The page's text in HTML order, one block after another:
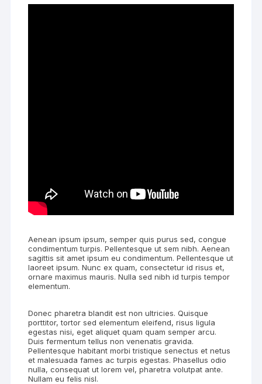
Aenean ipsum ipsum, semper quis purus sed, congue
condimentum turpis. Pellentesque ut sem nibh. Aenean
sagittis sit amet ipsum eu condimentum. Pellentesque ut
laoreet ipsum. Nunc ex quam, consectetur id risus et,
ornare maximus mauris. Nulla sed nibh id turpis tempor
elementum.
Donec pharetra blandit est non ultricies. Quisque
porttitor, tortor sed elementum eleifend, risus ligula
egestas nisi, eget aliquet quam quam semper arcu.
Duis fermentum tellus non venenatis gravida.
Pellentesque habitant morbi tristique senectus et netus
et malesuada fames ac turpis egestas. Phasellus odio
nulla, consequat ut lorem vel, pharetra volutpat ante.
Nullam eu felis nisl.